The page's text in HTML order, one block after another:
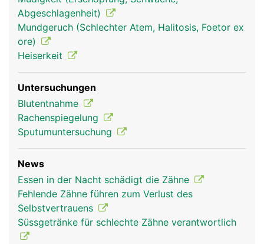
die über die Wurzelkanäle in die Zahnhöhle
gelangen. Der Zahnfleischrand ist nicht mit dem
Zahnschmelz verwachsen, sondern erst mit der
tiefer liegenden Wurzelhaut, wodurch sich im
Bereich des Zahnhalses eine natürliche
Zahnfleischtasche bildet, die normalerweise
maximal zwei bis drei Millimeter tief ist.
Abgeschlagenheit)
Mundgeruch (Schlechter Atem, Halitosis, Foetor ex
ore)
Heiserkeit
Untersuchungen
Blutentnahme
Rachenspiegelung
Sputumuntersuchung
News
Essen in der Nacht schädigt die Zähne
Fehlende Zähne führen zum Verlust des
Selbstvertrauens
Süssgetränke für schlechte Zähne verantwortlich